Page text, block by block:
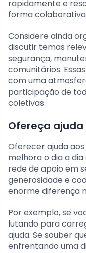
rapidamente e
forma
Considere ainda
discutir temas
segurança,
comunitários.
com uma
participação de
coletivas.
Ofereça
Oferecer ajuda
melhora o dia a
rede de apoio em
generosidade e
enorme diferença
Por exemplo, se
lutando para
ajuda. Se souber
enfrentando uma